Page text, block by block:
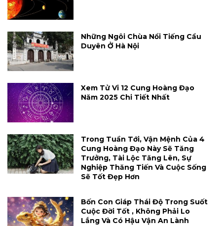
Những Ngôi Chùa Nổi Tiếng Cầu
Duyên Ở Hà Nội
Xem Tử Vi 12 Cung Hoàng Đạo
Năm 2025 Chi Tiết Nhất
Trong Tuần Tới, Vận Mệnh Của 4
Cung Hoàng Đạo Này Sẽ Tăng
Trưởng, Tài Lộc Tăng Lên, Sự
Nghiệp Thăng Tiến Và Cuộc Sống
Sẽ Tốt Đẹp Hơn
Bốn Con Giáp Thái Độ Trong Suốt
Cuộc Đời Tốt , Không Phải Lo
Lắng Và Có Hậu Vận An Lành